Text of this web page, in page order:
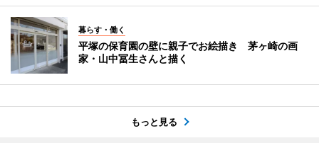
暮らす・働く
平塚の保育園の壁に親子でお絵描き 茅ヶ崎の画
家・山中冨生さんと描く
もっと見る